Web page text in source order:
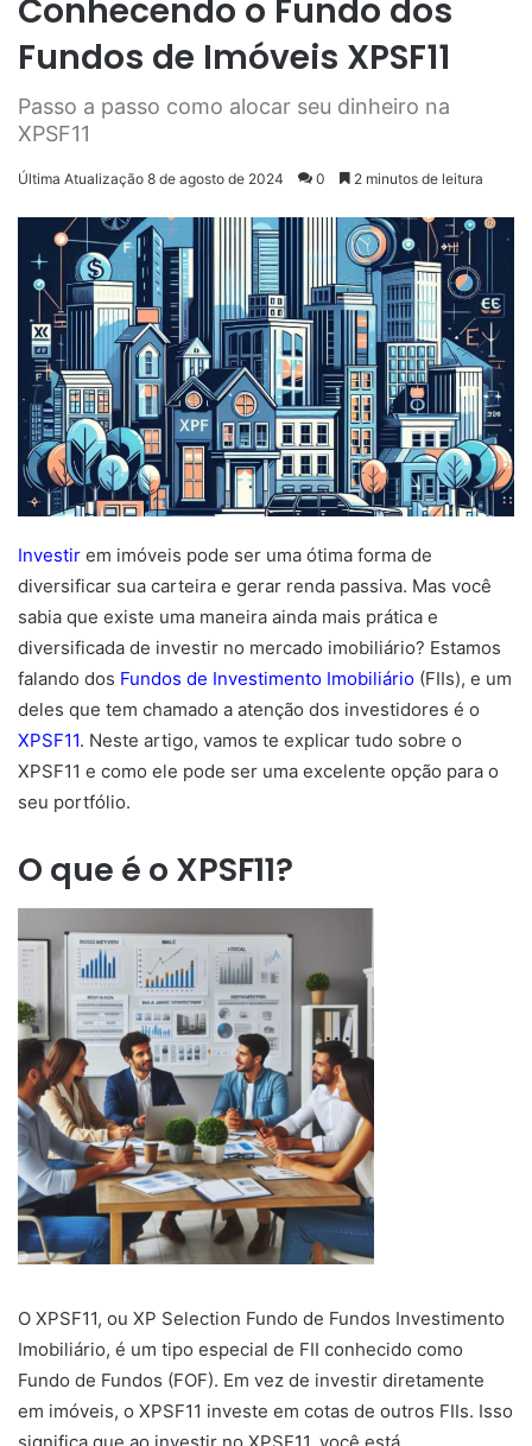
Conhecendo o Fundo dos
Fundos de Imóveis XPSF11
Passo a passo como alocar seu dinheiro na
XPSF11
Última Atualização 8 de agosto de 2024 0 2 minutos de leitura
Investir em imóveis pode ser uma ótima forma de
diversificar sua carteira e gerar renda passiva. Mas você
sabia que existe uma maneira ainda mais prática e
diversificada de investir no mercado imobiliário? Estamos
falando dos Fundos de Investimento Imobiliário (FIIs), e um
deles que tem chamado a atenção dos investidores é o
XPSF11. Neste artigo, vamos te explicar tudo sobre o
XPSF11 e como ele pode ser uma excelente opção para o
seu portfólio.
O que é o XPSF11?
O XPSF11, ou XP Selection Fundo de Fundos Investimento
Imobiliário, é um tipo especial de FII conhecido como
Fundo de Fundos (FOF). Em vez de investir diretamente
em imóveis, o XPSF11 investe em cotas de outros FIIs. Isso
significa que ao investir no XPSF11, você está